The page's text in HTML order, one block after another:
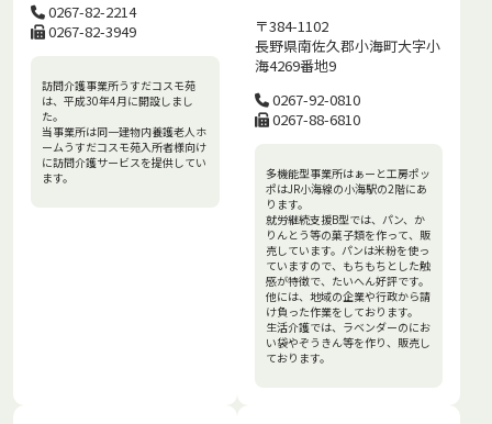
0267-82-2214
0267-82-3949
訪問介護事業所うすだコスモ苑
は、平成30年4月に開設しまし
た。
当事業所は同一建物内養護老人ホ
ームうすだコスモ苑入所者様向け
に訪問介護サービスを提供してい
ます。
〒384-1102
長野県南佐久郡小海町大字小
海4269番地9
0267-92-0810
0267-88-6810
多機能型事業所はぁーと工房ポッ
ポはJR小海線の小海駅の2階にあ
ります。
就労継続支援B型では、パン、か
りんとう等の菓子類を作って、販
売しています。パンは米粉を使っ
ていますので、もちもちとした触
感が特徴で、たいへん好評です。
他には、地域の企業や行政から請
け負った作業をしております。
生活介護では、ラベンダーのにお
い袋やぞうきん等を作り、販売し
ております。